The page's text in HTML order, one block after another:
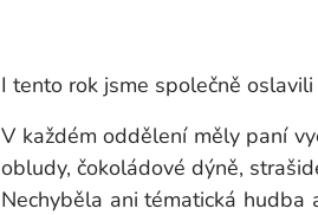
I tento rok jsme společně
V každém oddělení měly paní
obludy, čokoládové dýně,
Nechyběla ani tématická